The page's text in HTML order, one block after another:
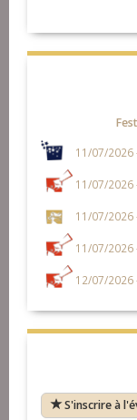
11/07/2026
11/07/2026
11/07/2026
11/07/2026
12/07/2026
S'inscrire à